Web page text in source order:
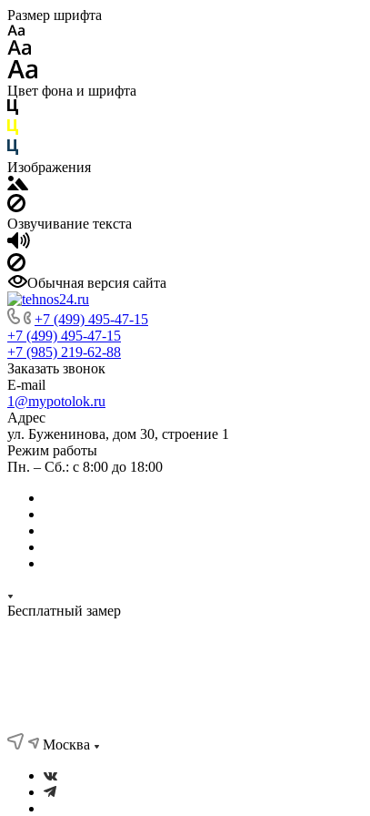
Размер шрифта
Цвет фона и шрифта
Изображения
Озвучивание текста
Обычная версия сайта
+7 (499) 495-47-15
+7 (499) 495-47-15
+7 (985) 219-62-88
Заказать звонок
E-mail
1@mypotolok.ru
Адрес
ул. Буженинова, дом 30, строение 1
Режим работы
Пн. – Сб.: с 8:00 до 18:00
Бесплатный замер
Москва